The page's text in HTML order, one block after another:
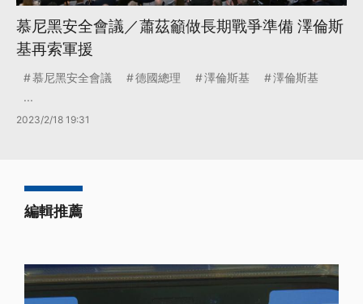
慕尼黑安全會議／蕭茲籲做長期戰爭準備 澤倫斯
基再索軍援
慕尼黑安全會議 德國總理 澤倫斯基
澤倫斯基
...
2023/2/18 19:31
編輯推薦